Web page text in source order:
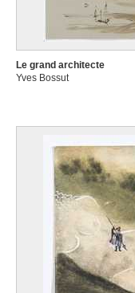
Le grand architecte
Yves Bossut